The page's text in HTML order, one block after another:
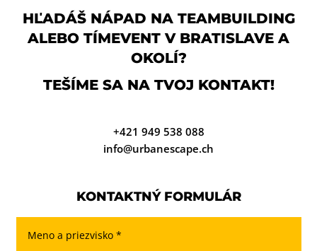
HĽADÁŠ NÁPAD NA TEAMBUILDING
ALEBO TÍMEVENT V BRATISLAVE A
OKOLÍ?
TEŠÍME SA NA TVOJ KONTAKT!
+421 949 538 088
info@urbanescape.ch
KONTAKTNÝ FORMULÁR